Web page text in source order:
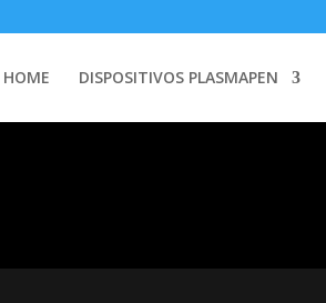
HOME DISPOSITIVOS PLASMAPEN